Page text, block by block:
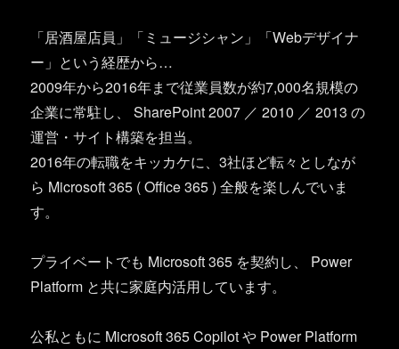
「居酒屋店員」「ミュージシャン」「Webデザイナ
ー」という経歴から…
2009年から2016年まで従業員数が約7,000名規模の
企業に常駐し、 SharePoint 2007 ／ 2010 ／ 2013 の
運営・サイト構築を担当。
2016年の転職をキッカケに、3社ほど転々としなが
ら Microsoft 365 ( Office 365 ) 全般を楽しんでいま
す。
プライベートでも Microsoft 365 を契約し、 Power
Platform と共に家庭内活用しています。
公私ともに Microsoft 365 Copilot や Power Platform